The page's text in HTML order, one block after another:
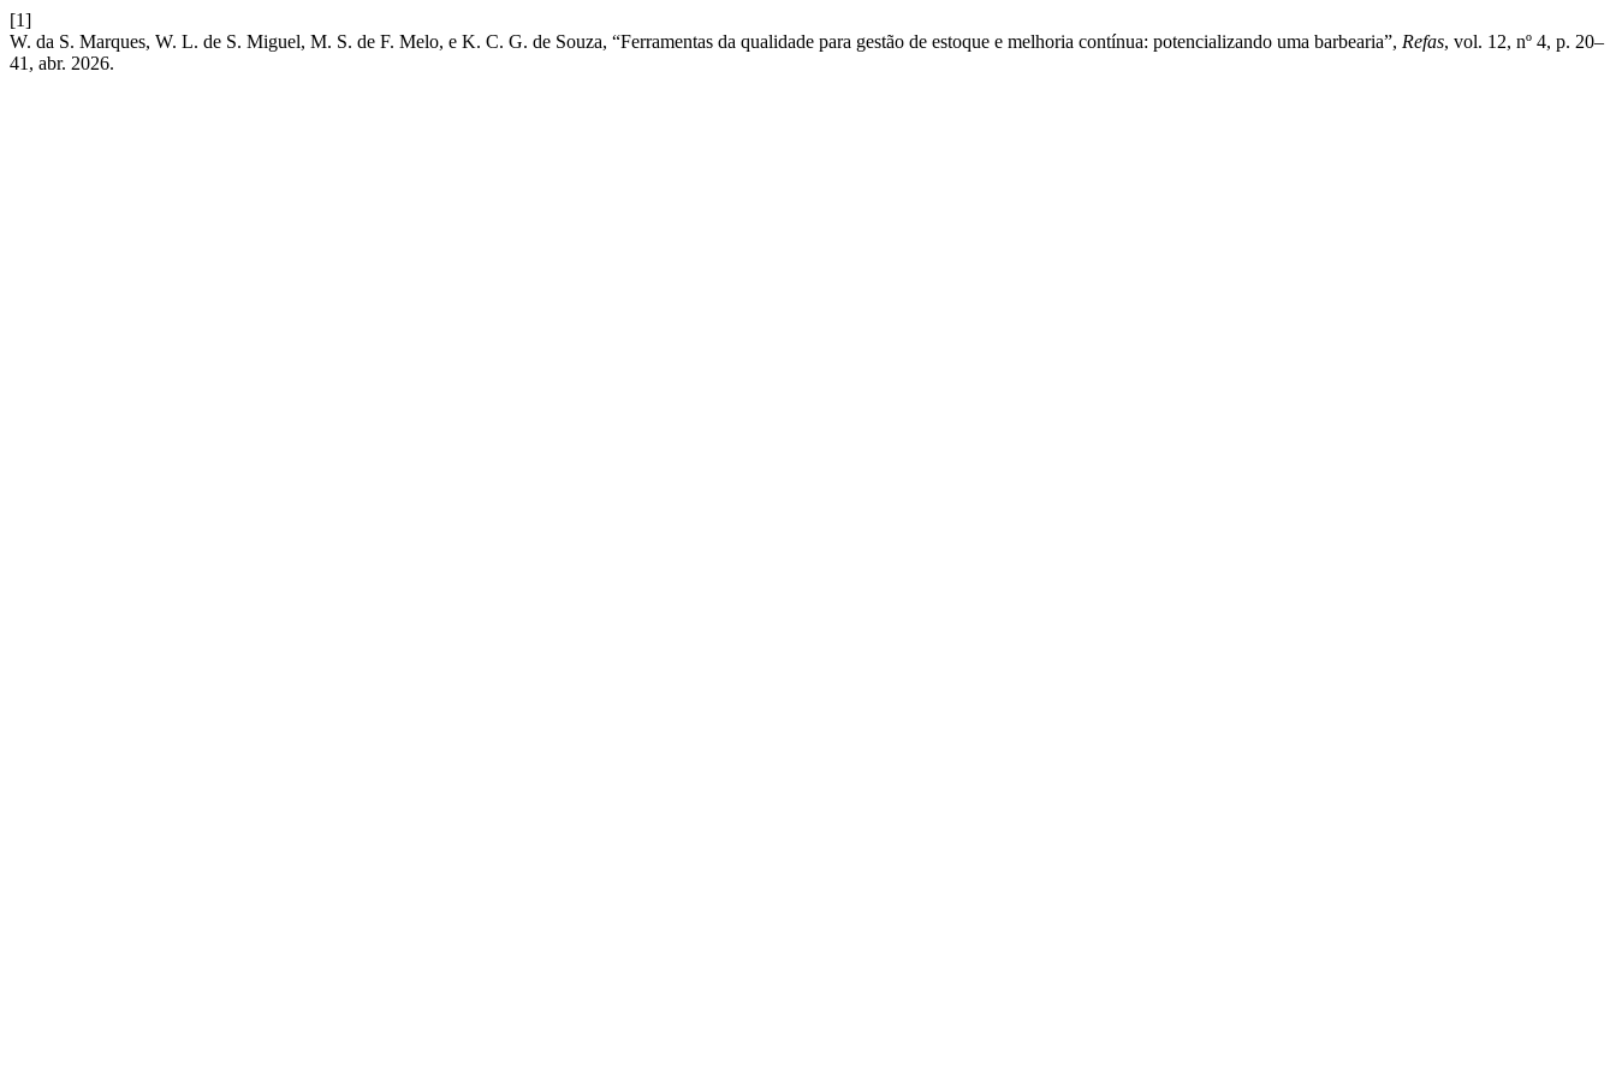
[1]
W. da S. Marques, W. L. de S. Miguel, M. S. de F. Melo, e K. C. G. de Souza, “Ferramentas da qualidade para gestão de estoque e melhoria contínua: potencializando uma barbearia”, Refas, vol. 12, nº 4, p. 20–
41, abr. 2026.